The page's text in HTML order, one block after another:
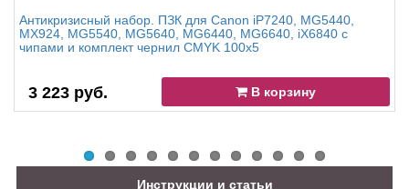
Антикризисный набор. ПЗК для Canon iP7240, MG5440,
MX924, MG5540, MG5640, MG6440, MG6640, iX6840 с
чипами и комплект чернил CMYK 100x5
3 223 руб. В корзину
Инструкции и статьи